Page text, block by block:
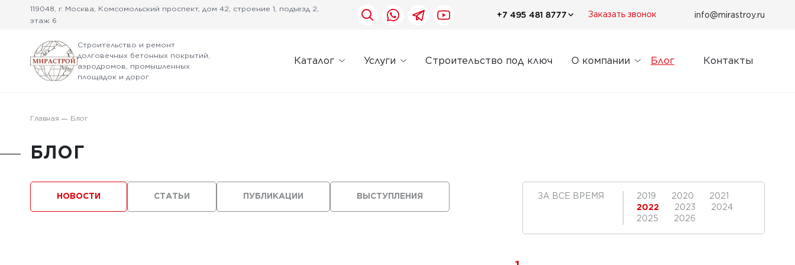
119048, г. Москва, Комсомольский проспект, дом 42, строение 1, подъезд 2,
этаж 6
+7 495 481 8777 Заказать звонок info@mirastroy.ru
Строительство и ремонт
долговечных бетонных покрытий,
аэродромов, промышленных
площадок и дорог
Каталог Услуги Строительство под ключ О компании Блог Контакты
Главная Блог
БЛОГ
ВЫСТУПЛЕНИЯ
ПУБЛИКАЦИИ
НОВОСТИ СТАТЬИ ЗА ВСЕ ВРЕМЯ 2019 2020
2021
2022
2023
2024
2025
2026